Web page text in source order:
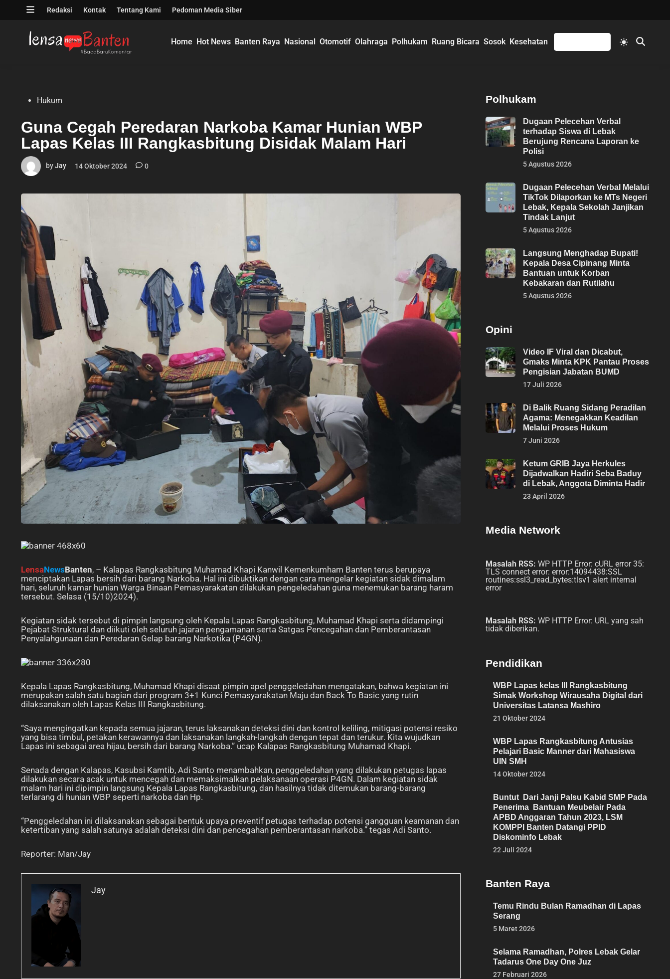
Open
Redaksi Kontak Tentang Kami Pedoman Media Siber
Home Hot News Banten Raya Nasional Otomotif Olahraga Polhukam Ruang Bicara Sosok Kesehatan
Switch
to
Open
PostedHukum
Guna Cegah Peredaran Narkoba Kamar Hunian WBP
Lapas Kelas III Rangkasbitung Disidak Malam Hari
byJay 14 Oktober 2024 0
LensaNewsBanten, – Kalapas Rangkasbitung Muhamad Khapi Kanwil Kemenkumham Banten terus berupaya
menciptakan Lapas bersih dari barang Narkoba. Hal ini dibuktikan dengan cara mengelar kegiatan sidak dimalam
hari, seluruh kamar hunian Warga Binaan Pemasyarakatan dilakukan pengeledahan guna menemukan barang haram
tersebut. Selasa (15/10)2024).
Kegiatan sidak tersebut di pimpin langsung oleh Kepala Lapas Rangkasbitung, Muhamad Khapi serta didampingi
Pejabat Struktural dan diikuti oleh seluruh jajaran pengamanan serta Satgas Pencegahan dan Pemberantasan
Penyalahgunaan dan Peredaran Gelap barang Narkotika (P4GN).
Kepala Lapas Rangkasbitung, Muhamad Khapi disaat pimpin apel penggeledahan mengatakan, bahwa kegiatan ini
merupakan salah satu bagian dari program 3+1 Kunci Pemasyarakatan Maju dan Back To Basic yang rutin
dilaksanakan oleh Lapas Kelas III Rangkasbitung.
“Saya mengingatkan kepada semua jajaran, terus laksanakan deteksi dini dan kontrol keliling, mitigasi potensi resiko
yang bisa timbul, petakan kerawannya dan laksanakan langkah-langkah dengan tepat dan terukur. Kita wujudkan
Lapas ini sebagai area hijau, bersih dari barang Narkoba.” ucap Kalapas Rangkasbitung Muhamad Khapi.
Senada dengan Kalapas, Kasubsi Kamtib, Adi Santo menambahkan, penggeledahan yang dilakukan petugas lapas
dilakukan secara acak untuk mencegah dan memaksimalkan pelaksanaan operasi P4GN. Dalam kegiatan sidak
malam hari ini dipimpin langsung Kepala Lapas Rangkasbitung, dan hasilnya tidak ditemukan barang-barang
terlarang di hunian WBP seperti narkoba dan Hp.
“Penggeledahan ini dilaksanakan sebagai bentuk upaya preventif petugas terhadap potensi gangguan keamanan dan
ketertiban yang salah satunya adalah deteksi dini dan pencegahan pemberantasan narkoba.” tegas Adi Santo.
Reporter: Man/Jay
Jay
Polhukam
Dugaan Pelecehan Verbal
terhadap Siswa di Lebak
Berujung Rencana Laporan ke
Polisi
5 Agustus 2026
Dugaan Pelecehan Verbal Melalui
TikTok Dilaporkan ke MTs Negeri
Lebak, Kepala Sekolah Janjikan
Tindak Lanjut
5 Agustus 2026
Langsung Menghadap Bupati!
Kepala Desa Cipinang Minta
Bantuan untuk Korban
Kebakaran dan Rutilahu
5 Agustus 2026
Opini
Video IF Viral dan Dicabut,
Gmaks Minta KPK Pantau Proses
Pengisian Jabatan BUMD
17 Juli 2026
Di Balik Ruang Sidang Peradilan
Agama: Menegakkan Keadilan
Melalui Proses Hukum
7 Juni 2026
Ketum GRIB Jaya Herkules
Dijadwalkan Hadiri Seba Baduy
di Lebak, Anggota Diminta Hadir
23 April 2026
Media Network
Masalah RSS: WP HTTP Error: cURL error 35:
TLS connect error: error:14094438:SSL
routines:ssl3_read_bytes:tlsv1 alert internal
error
Masalah RSS: WP HTTP Error: URL yang sah
tidak diberikan.
Pendidikan
WBP Lapas kelas III Rangkasbitung
Simak Workshop Wirausaha Digital dari
Universitas Latansa Mashiro
21 Oktober 2024
WBP Lapas Rangkasbitung Antusias
Pelajari Basic Manner dari Mahasiswa
UIN SMH
14 Oktober 2024
Buntut Dari Janji Palsu Kabid SMP Pada
Penerima Bantuan Meubelair Pada
APBD Anggaran Tahun 2023, LSM
KOMPPI Banten Datangi PPID
Diskominfo Lebak
22 Juli 2024
Banten Raya
Temu Rindu Bulan Ramadhan di Lapas
Serang
5 Maret 2026
Selama Ramadhan, Polres Lebak Gelar
Tadarus One Day One Juz
27 Februari 2026